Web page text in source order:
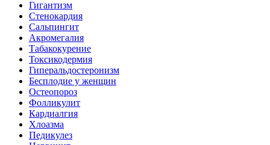
Гигантизм
Стенокардия
Сальпингит
Акромегалия
Табакокурение
Токсикодермия
Гиперальдостеронизм
Бесплодие у женщин
Остеопороз
Фолликулит
Кардиалгия
Хлоазма
Педикулез